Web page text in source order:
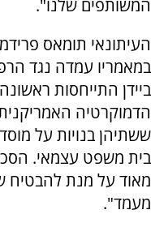
המשותפים שלנו".
העיתונאי תומאס
במאמריו עמדה נגד
ביידן התייחסות
הדמוקרטיה
ששתיהן בנויות על
בית משפט עצמאי.
מאוד על מנת להבטיח
מעמד".